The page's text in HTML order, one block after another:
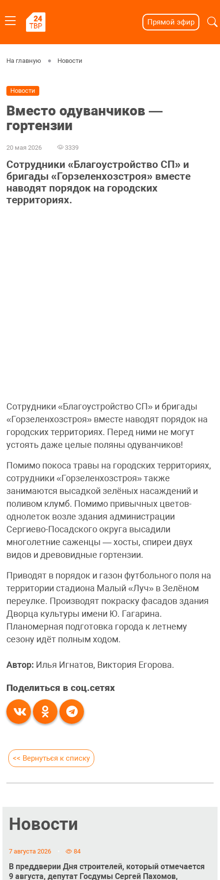
Прямой эфир
На главную Новости
Новости
Вместо одуванчиков ―
гортензии
20 мая 2026 3339
Сотрудники «Благоустройство СП» и
бригады «Горзеленхозстроя» вместе
наводят порядок на городских
территориях.
Сотрудники «Благоустройство СП» и бригады
«Горзеленхозстроя» вместе наводят порядок на
городских территориях. Перед ними не могут
устоять даже целые поляны одуванчиков!
Помимо покоса травы на городских территориях,
сотрудники «Горзеленхозстроя» также
занимаются высадкой зелёных насаждений и
поливом клумб. Помимо привычных цветов-
однолеток возле здания администрации
Сергиево-Посадского округа высадили
многолетние саженцы — хосты, спиреи двух
видов и древовидные гортензии.
Приводят в порядок и газон футбольного поля на
территории стадиона Малый «Луч» в Зелёном
переулке. Производят покраску фасадов здания
Дворца культуры имени Ю. Гагарина.
Планомерная подготовка города к летнему
сезону идёт полным ходом.
Автор: Илья Игнатов, Виктория Егорова.
Поделиться в соц.сетях
<< Вернуться к списку
Новости
7 августа 2026 84
В преддверии Дня строителей, который отмечается
9 августа, депутат Госдумы Сергей Пахомов,